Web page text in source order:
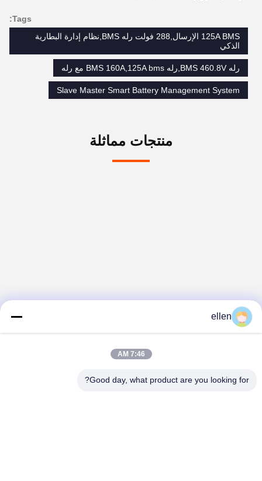
Tags:
125A BMS الإرسال,288 فولت رله BMS,نظام إدارة البطارية
الذكي
رله BMS 460.8V,رله BMS 160A,125A bms مع رله
Slave Master Smart Battery Management System
منتجات مماثلة
ellen
7:46 AM
Good day, what product are you looking for?